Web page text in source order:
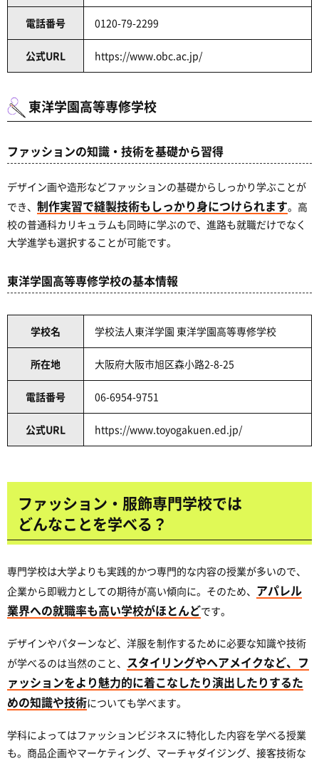
電話番号 0120-79-2299
公式URL https://www.obc.ac.jp/
東洋学園高等専修学校
ファッションの知識・技術を基礎から習得
デザイン画や造形などファッションの基礎からしっかり学ぶことが
でき、 制作実習で縫製技術もしっかり身につけられます。高
校の普通科カリキュラムも同時に学ぶので、進路も就職だけでなく
大学進学も選択することが可能です。
東洋学園高等専修学校の基本情報
学校名 学校法人東洋学園 東洋学園高等専修学校
所在地 大阪府大阪市旭区森小路2-8-25
電話番号 06-6954-9751
公式URL https://www.toyogakuen.ed.jp/
ファッション・服飾専門学校では
どんなことを学べる？
専門学校は大学よりも実践的かつ専門的な内容の授業が多いので、
企業から即戦力としての期待が高い傾向に。そのため、 アパレル
業界への就職率も高い学校がほとんどです。
デザインやパターンなど、洋服を制作するために必要な知識や技術
が学べるのは当然のこと、 スタイリングやヘアメイクなど、フ
ァッションをより魅力的に着こなしたり演出したりするた
めの知識や技術についても学べます。
学科によってはファッションビジネスに特化した内容を学べる授業
も。商品企画やマーケティング、マーチャダイジング、接客技術な